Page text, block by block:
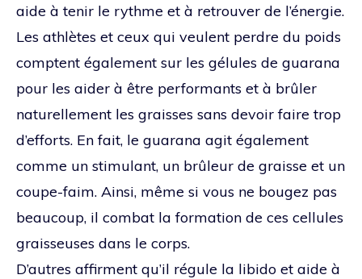
aide à tenir le rythme et à retrouver de l’énergie.
Les athlètes et ceux qui veulent perdre du poids
comptent également sur les gélules de guarana
pour les aider à être performants et à brûler
naturellement les graisses sans devoir faire trop
d’efforts. En fait, le guarana agit également
comme un stimulant, un brûleur de graisse et un
coupe-faim. Ainsi, même si vous ne bougez pas
beaucoup, il combat la formation de ces cellules
graisseuses dans le corps.
D’autres affirment qu’il régule la libido et aide à